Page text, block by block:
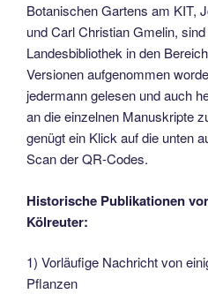
Botanischen Gartens am KIT,
und Carl Christian Gmelin,
Landesbibliothek in den
Versionen aufgenommen
jedermann gelesen und auch
an die einzelnen Manuskripte
genügt ein Klick auf die unten
Scan der QR-Codes.
Historische Publikationen
Kölreuter:
1) Vorläufige Nachricht von
Pflanzen